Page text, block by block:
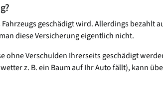
geschädigt wird. Allerdings bezahlt
diese Versicherung eigentlich nicht.
ohne Verschulden Ihrerseits geschädigt
z. B. ein Baum auf Ihr Auto fällt), kann